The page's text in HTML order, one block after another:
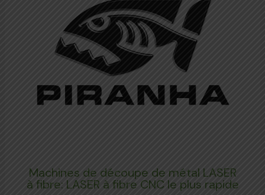
Machines de découpe de métal LASER
à fibre: LASER à fibre CNC le plus rapide